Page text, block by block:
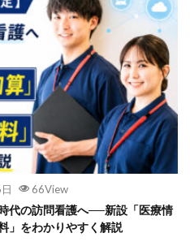
66View
代の訪問看護へ──新設「医療情
」をわかりやすく解説